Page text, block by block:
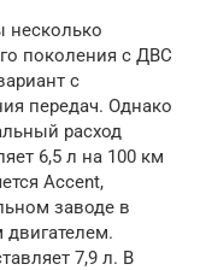
несколько
поколения с ДВС
с
передач. Однако
расход
6,5 л на 100 км
Accent,
заводе в
7,9 л. В